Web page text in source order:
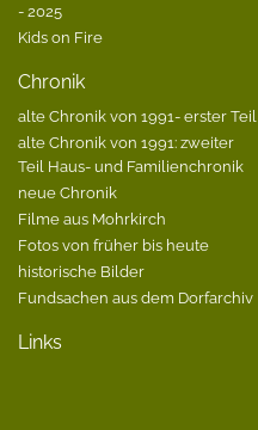
- 2025
Kids on Fire
Chronik
alte Chronik von 1991- erster Teil
alte Chronik von 1991: zweiter
Teil Haus- und Familienchronik
neue Chronik
Filme aus Mohrkirch
Fotos von früher bis heute
historische Bilder
Fundsachen aus dem Dorfarchiv
Links